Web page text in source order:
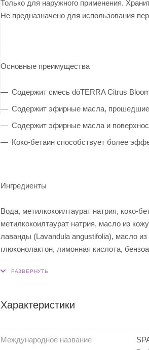
Только для наружного применения.
Не предназначено для использования
Основные преимущества
Содержит смесь dōTERRA Citrus
Содержит эфирные масла, прошедшие
Содержит эфирные масла и
Коко-бетаин способствует более
Ингредиенты
Вода, метилкокоилтаурат натрия, коко-
метилкокоилтаурат натрия, масло из
лаванды (Lavandula angustifolia), масло
глюконолактон, лимонная кислота,
Характеристики
Международное название